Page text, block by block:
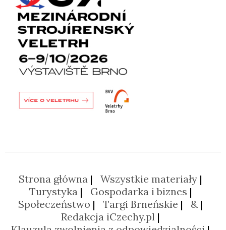
Strona główna
Wszystkie materiały
Turystyka
Gospodarka i biznes
Społeczeństwo
Targi Brneńskie
&
Redakcja iCzechy.pl